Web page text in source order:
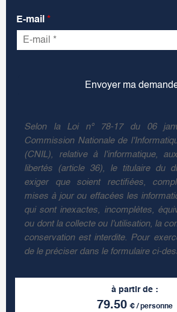
E-mail *
Selon la Loi n° 78-17 du 06
Commission Nationale de
(CNIL), relative à l'informatique,
libertés (article 36), le titulaire du
exiger que soient rectifiées,
mises à jour ou effacées les
qui sont inexactes, incomplètes,
ou dont la collecte ou l'utilisation, la
conservation est interdite. Pour
de le préciser dans le formulaire ci-
à partir de :
79.50 € / personne